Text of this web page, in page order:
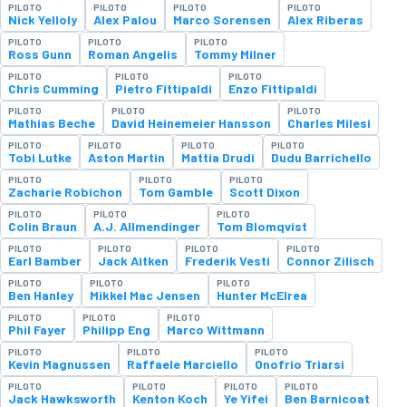
PILOTO
Nick Yelloly
PILOTO
Alex Palou
PILOTO
Marco Sorensen
PILOTO
Alex Riberas
PILOTO
Ross Gunn
PILOTO
Roman Angelis
PILOTO
Tommy Milner
PILOTO
Chris Cumming
PILOTO
Pietro Fittipaldi
PILOTO
Enzo Fittipaldi
PILOTO
Mathias Beche
PILOTO
David Heinemeier Hansson
PILOTO
Charles Milesi
PILOTO
Tobi Lutke
PILOTO
Aston Martin
PILOTO
Mattia Drudi
PILOTO
Dudu Barrichello
PILOTO
Zacharie Robichon
PILOTO
Tom Gamble
PILOTO
Scott Dixon
PILOTO
Colin Braun
PILOTO
A.J. Allmendinger
PILOTO
Tom Blomqvist
PILOTO
Earl Bamber
PILOTO
Jack Aitken
PILOTO
Frederik Vesti
PILOTO
Connor Zilisch
PILOTO
Ben Hanley
PILOTO
Mikkel Mac Jensen
PILOTO
Hunter McElrea
PILOTO
Phil Fayer
PILOTO
Philipp Eng
PILOTO
Marco Wittmann
PILOTO
Kevin Magnussen
PILOTO
Raffaele Marciello
PILOTO
Onofrio Triarsi
PILOTO
Jack Hawksworth
PILOTO
Kenton Koch
PILOTO
Ye Yifei
PILOTO
Ben Barnicoat